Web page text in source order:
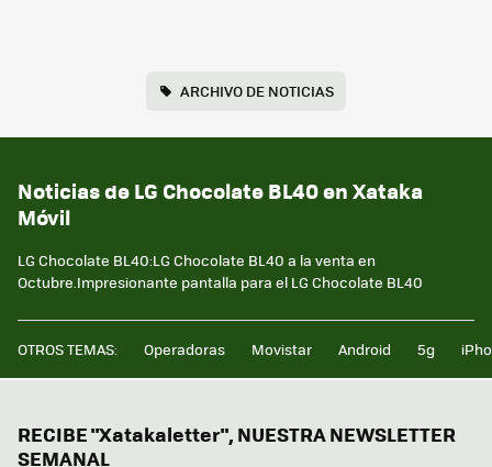
ARCHIVO DE NOTICIAS
Noticias de LG Chocolate BL40 en Xataka
Móvil
LG Chocolate BL40:LG Chocolate BL40 a la venta en
Octubre.Impresionante pantalla para el LG Chocolate BL40
OTROS TEMAS: Operadoras Movistar Android 5g
RECIBE "Xatakaletter", NUESTRA NEWSLETTER
SEMANAL